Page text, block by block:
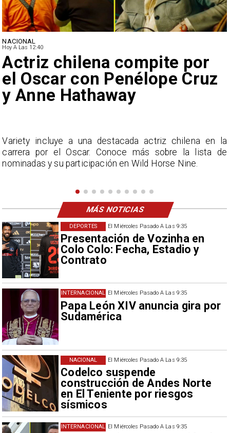
El Miércoles Pasado A Las 9:35
Presentación de Vozinha en
Colo Colo: Fecha, Estadio y
Contrato
DEPORTES
El Miércoles Pasado A Las 9:35
Papa León XIV anuncia gira por
Sudamérica
INTERNACIONAL
El Miércoles Pasado A Las 9:35
Codelco suspende
construcción de Andes Norte
en El Teniente por riesgos
sísmicos
NACIONAL
El Miércoles Pasado A Las 9:35
INTERNACIONAL
NACIONAL
Ayer A Las 9:49
Senado envía cruce
Campillai-Flores a Comisión
de Ética
La Mesa del Senado solicita respeto institucional y
remite el incidente a una instancia evaluadora.
MÁS NOTICIAS